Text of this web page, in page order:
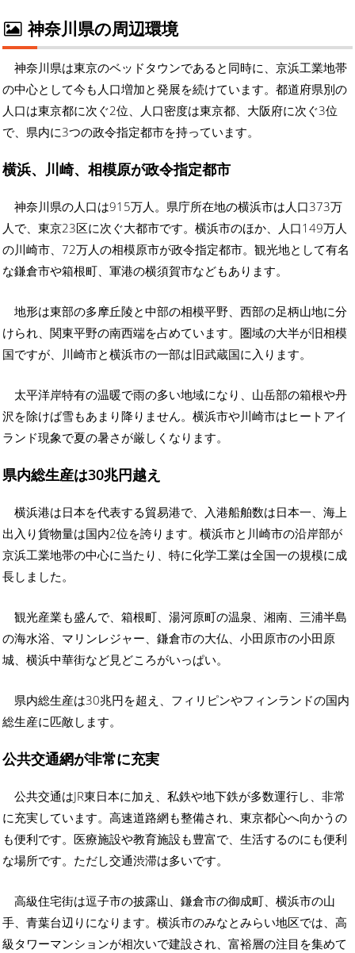
神奈川県の周辺環境
神奈川県は東京のベッドタウンであると同時に、京浜工業地帯
の中心として今も人口増加と発展を続けています。都道府県別の
人口は東京都に次ぐ2位、人口密度は東京都、大阪府に次ぐ3位
で、県内に3つの政令指定都市を持っています。
横浜、川崎、相模原が政令指定都市
神奈川県の人口は915万人。県庁所在地の横浜市は人口373万
人で、東京23区に次ぐ大都市です。横浜市のほか、人口149万人
の川崎市、72万人の相模原市が政令指定都市。観光地として有名
な鎌倉市や箱根町、軍港の横須賀市などもあります。
地形は東部の多摩丘陵と中部の相模平野、西部の足柄山地に分
けられ、関東平野の南西端を占めています。圏域の大半が旧相模
国ですが、川崎市と横浜市の一部は旧武蔵国に入ります。
太平洋岸特有の温暖で雨の多い地域になり、山岳部の箱根や丹
沢を除けば雪もあまり降りません。横浜市や川崎市はヒートアイ
ランド現象で夏の暑さが厳しくなります。
県内総生産は30兆円越え
横浜港は日本を代表する貿易港で、入港船舶数は日本一、海上
出入り貨物量は国内2位を誇ります。横浜市と川崎市の沿岸部が
京浜工業地帯の中心に当たり、特に化学工業は全国一の規模に成
長しました。
観光産業も盛んで、箱根町、湯河原町の温泉、湘南、三浦半島
の海水浴、マリンレジャー、鎌倉市の大仏、小田原市の小田原
城、横浜中華街など見どころがいっぱい。
県内総生産は30兆円を超え、フィリピンやフィンランドの国内
総生産に匹敵します。
公共交通網が非常に充実
公共交通はJR東日本に加え、私鉄や地下鉄が多数運行し、非常
に充実しています。高速道路網も整備され、東京都心へ向かうの
も便利です。医療施設や教育施設も豊富で、生活するのにも便利
な場所です。ただし交通渋滞は多いです。
高級住宅街は逗子市の披露山、鎌倉市の御成町、横浜市の山
手、青葉台辺りになります。横浜市のみなとみらい地区では、高
級タワーマンションが相次いで建設され、富裕層の注目を集めて